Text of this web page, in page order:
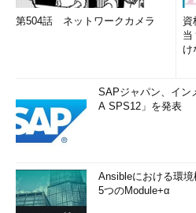
第504話 ネットワークカメラ
資
け
SAPジャパン、イン
A SPS12」を発表
Ansibleにおける環
5つのModule+α